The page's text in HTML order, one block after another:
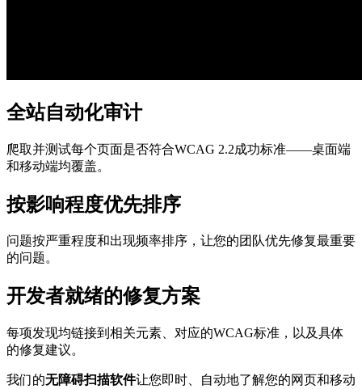
全站自动化审计
爬取并测试每个页面是否符合WCAG 2.2成功标准——桌面端
和移动端均覆盖。
按影响程度优先排序
问题按严重程度和出现频率排序，让您的团队优先修复最重要
的问题。
开发者就绪的修复方案
每项发现均链接到相关元素、对应的WCAG标准，以及具体
的修复建议。
我们的无障碍扫描软件让您即时、自动地了解您的网页和移动